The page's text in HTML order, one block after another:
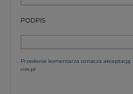
PODPIS
Przesłanie komentarza oznacza
cire.pl